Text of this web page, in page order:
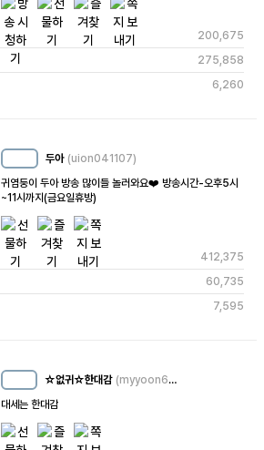
200,675
275,858
6,260
두아 (uion041107)
귀염둥이 두아 방송 많이들 놀러와요❤️ 방송시간-오후5시
~11시까지(금요일휴방)
412,375
60,735
7,595
☆없귀☆한대감 (myyoon666)
대세는 한대감